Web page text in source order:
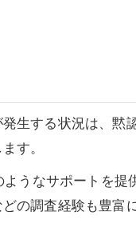
生する状況は、黙
す。
うなサポートを提
の調査経験も豊富